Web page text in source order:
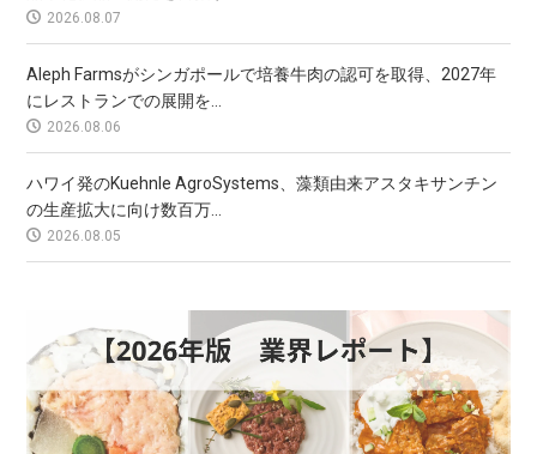
2026.08.07
Aleph Farmsがシンガポールで培養牛肉の認可を取得、2027年
にレストランでの展開を...
2026.08.06
ハワイ発のKuehnle AgroSystems、藻類由来アスタキサンチン
の生産拡大に向け数百万...
2026.08.05